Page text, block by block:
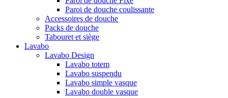
Paroi de douche coulissante
Accessoires de douche
Packs de douche
Tabouret et siège
Lavabo
Lavabo Design
Lavabo totem
Lavabo suspendu
Lavabo simple vasque
Lavabo double vasque